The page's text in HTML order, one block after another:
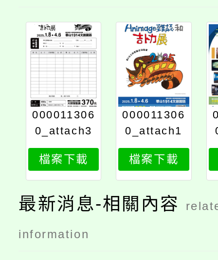
000011306
0_attach3
檔案下載
000011306
0_attach1
檔案下載
最新消息-相關內容
information